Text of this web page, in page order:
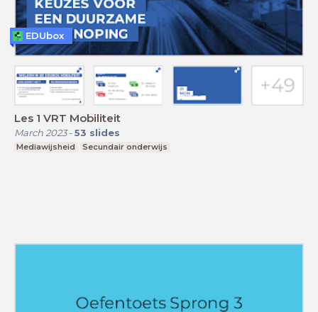
Les 1 VRT Mobiliteit
March 2023- 53 slides
Mediawijsheid Secundair onderwijs
EDUbox